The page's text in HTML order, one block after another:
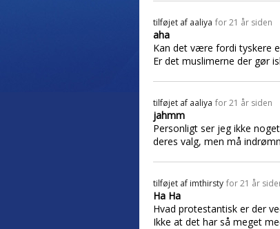
tilføjet af aaliya for 21 år siden
aha
Kan det være fordi tyskere
Er det muslimerne der gør
tilføjet af aaliya for 21 år siden
jahmm
Personligt ser jeg ikke
deres valg, men må
tilføjet af imthirsty for 21 år
Ha Ha
Hvad protestantisk er der
Ikke at det har så meget